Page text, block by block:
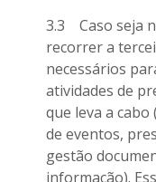
3.3 Caso seja
recorrer a
necessários
atividades de
que leva a
de eventos,
gestão
informação).